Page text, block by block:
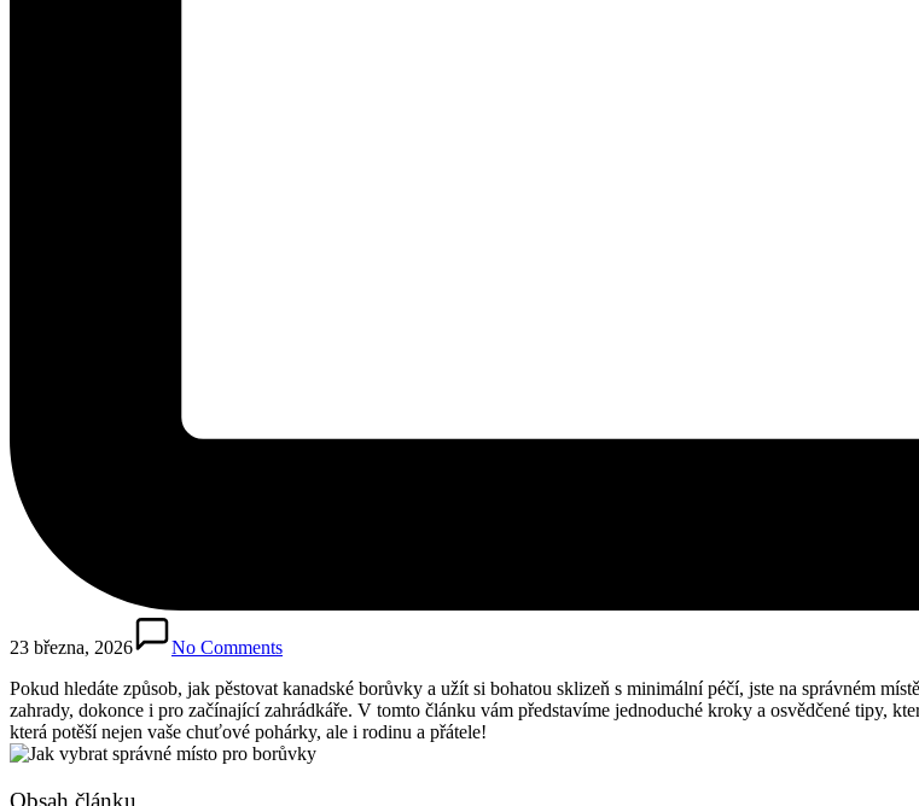
23 března, 2026
No Comments
Pokud hledáte způsob, jak pěstovat kanadské borůvky a užít si bohatou sklizeň s minimální péčí, jste na správném
zahrady, dokonce i pro začínající zahrádkáře. V tomto článku vám představíme jednoduché kroky a osvědčené tipy,
která potěší nejen vaše chuťové pohárky, ale i rodinu a přátele!
Obsah článku